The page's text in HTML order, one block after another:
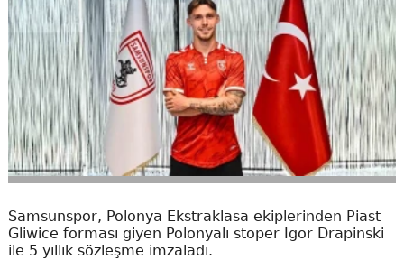
Samsunspor, Polonya Ekstraklasa ekiplerinden Piast
Gliwice forması giyen Polonyalı stoper Igor Drapinski
ile 5 yıllık sözleşme imzaladı.